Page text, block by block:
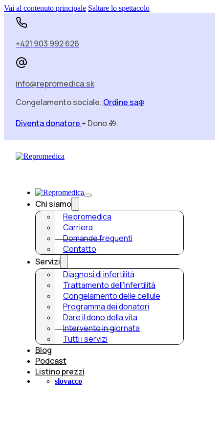
Vai al contenuto principale Saltare lo spettacolo
+421 903 992 626
info@repromedica.sk
Congelamento sociale. Ordine sa❄️
Diventa donatore + Dono 🎁.
Chi siamo
Repromedica
Carriera
Domande frequenti
Contatto
Servizi
Diagnosi di infertilità
Trattamento dell'infertilità
Congelamento delle cellule
Programma dei donatori
Dare il dono della vita
Intervento in giornata
Tutti i servizi
Blog
Podcast
Listino prezzi
slovacco